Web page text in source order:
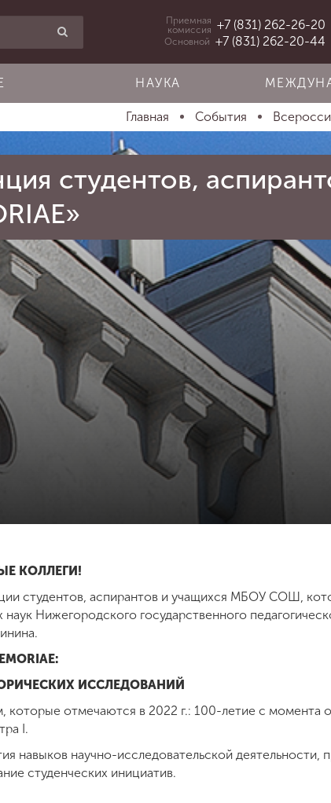
Приемная
комиссия +7 (831) 262-26-20
Основной +7 (831) 262-20-44
НАУКА
Главная События
студентов,
КОЛЛЕГИ!
студентов, аспирантов и учащихся МБОУ СОШ,
Нижегородского государственного
ИССЛЕДОВАНИЙ
отмечаются в 2022 г.: 100-летие с момента
I.
навыков научно-исследовательской деятельности,
студенческих инициатив.